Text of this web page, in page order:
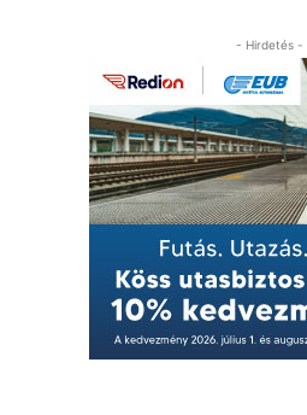
- Hirdetés -